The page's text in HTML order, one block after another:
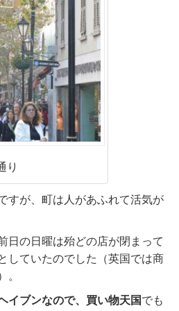
り
すが、町は人があふれて活気が
日の日曜は殆どの店が閉まって
していたのでした（英国では商
イブンなので、買い物天国でも